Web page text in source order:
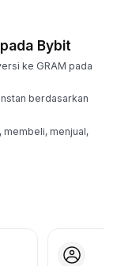
Bybit
ke GRAM pada
berdasarkan
menjual,